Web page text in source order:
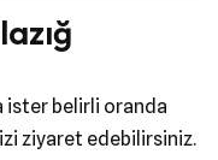
ister belirli oranda
ziyaret edebilirsiniz.